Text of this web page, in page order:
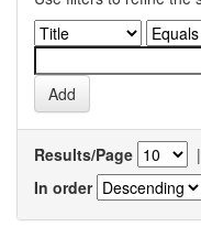
Results/Page |
In order